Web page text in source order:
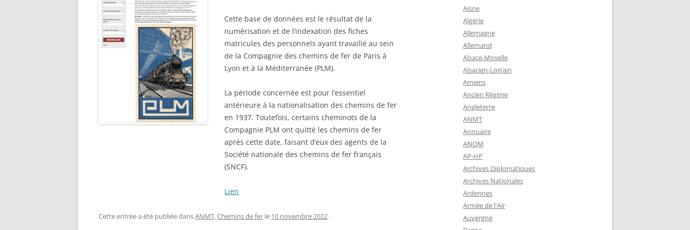
RECHERCHER UN PUPILLE DE LA
NATION
RECHERCHER UN DOUANIER
RECHERCHER UN ANCÊTRE
CHEMINOT
RECHERCHER UNE SÉPULTURE
RECHERCHER UN FRANÇAIS À
RECHERCHER UN BAGNARD
RAPATRIÉS ARRIVÉS À EVIAN DU
30/07/1917 AU 01/09/1917 –
ADRESSE DÉFINITIVES DES
PERSONNES ET FAMILLES
RAPATRIÉES PAR LA SUISSE
RÉSIDENCE ACTUELLE DES
PERSONNES ÉVACUÉES DU
DÉPARTEMENT DU HAUT-RHIN (5
LISTES ) – 1914-1918
ETAT NOMINATIF DES MALADES
DE L’HÔPITAL CIVIL DE BELFORT
1940)
EXCLU GÉNÉALOMANIAC – ETAT
CARTE MILITAIRE DE LA FRANCE –
1906
LIEUX D’INTERNEMENT EN FRANCE
DÉPÔTS DE PRISONNIERS
LISTE DES CAMPS DE PRISONNIERS
DU IIIE REICH
SUR-MER : BOURREAU ROBERT
JOSEPH CLÉMENT (1918-1944)
CIMETIÈRE DE SAINTE-MARIE-SUR-
MER (44) : PHILIPPE RENÉ MARIE
CIMETIÈRE DE SAINTE-MARIE-SUR-
MER (44) : COLONEL BABONNEAU
RENÉ LOUIS PIERRE (1904-1965)
CIMETIÈRE DE SAINTE-MARIE-SUR-
MER (44) : JEAN AUBINEAU (1910-
1996) ANCIEN DÉPORTÉ DE
Cette base de données est le résultat de la
numérisation et de l’indexation des fiches
matricules des personnels ayant travaillé au sein
de la Compagnie des chemins de fer de Paris à
Lyon et à la Méditerranée (PLM).
La période concernée est pour l’essentiel
antérieure à la nationalisation des chemins de fer
en 1937. Toutefois, certains cheminots de la
Compagnie PLM ont quitté les chemins de fer
après cette date, faisant d’eux des agents de la
Société nationale des chemins de fer français
(SNCF).
Lien
Cette entrée a été publiée dansANMT,Chemins de fer le 10 novembre 2022 .
Aisne
Algérie
Allemagne
Allemand
Alsace-Moselle
Alsacien-Lorrain
Amiens
Ancien Régime
Angleterre
ANMT
Annuaire
ANOM
AP-HP
Archives Diplomatiques
Archives Nationales
Ardennes
Armée de l'Air
Auvergne